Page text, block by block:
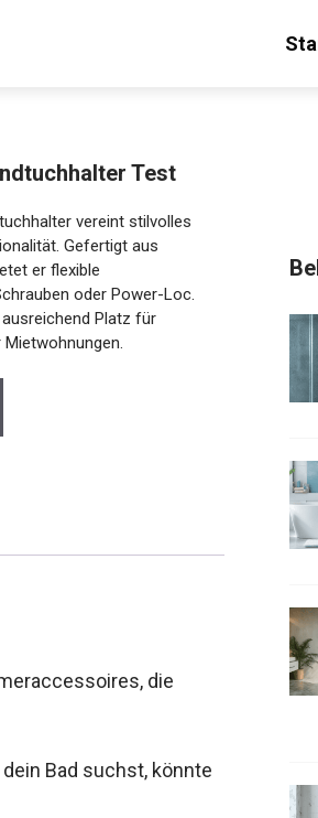
Test
vereint stilvolles
Gefertigt aus
er flexible
oder Power-Loc.
Platz für
die
Bad suchst, könnte